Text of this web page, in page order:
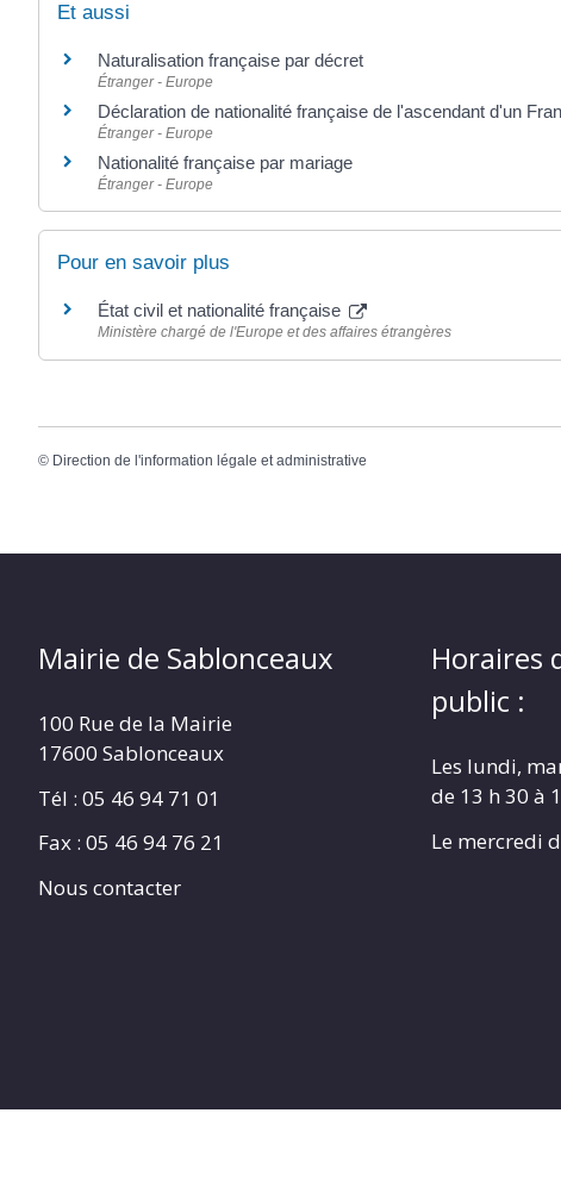
Et aussi
Naturalisation française par décret
Étranger - Europe
Déclaration de nationalité française de l'ascendant d'un
Étranger - Europe
Nationalité française par mariage
Étranger - Europe
Pour en savoir plus
État civil et nationalité française
Ministère chargé de l'Europe et des affaires étrangères
© Direction de l'information légale et administrative
Mairie de Sablonceaux
100 Rue de la Mairie
17600 Sablonceaux
Tél : 05 46 94 71 01
Fax : 05 46 94 76 21
Nous contacter
Horaires
public :
Les lundi,
de 13 h 30 à
Le mercredi